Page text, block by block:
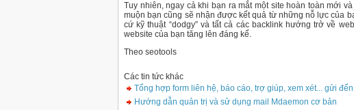
Tuy nhiên, ngay cả khi bạn ra mắt một site hoàn toàn mới
muộn bạn cũng sẽ nhận được kết quả từ những nỗ lực của
cứ kỹ thuật “dodgy” và tất cả các backlink hướng trở về
website của bạn tăng lên đáng kể.
Theo seotools
Các tin tức khác
Tổng hợp form liên hệ, báo cáo, trợ giúp, xem xét... gửi
Hướng dẫn quản trị và sử dụng mail Mdaemon cơ bản